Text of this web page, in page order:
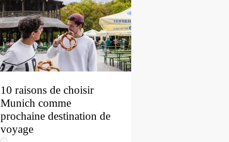
10 raisons de choisir
Munich comme
prochaine destination de
voyage